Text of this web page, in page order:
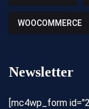
WOOCOMMERCE
Newsletter
[mc4wp_form